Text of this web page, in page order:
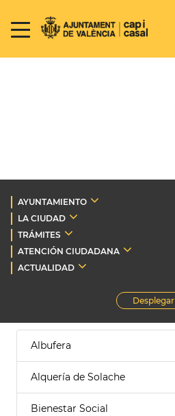
AYUNTAMIENTO
LA CIUDAD
TRÁMITES
ATENCIÓN CIUDADANA
ACTUALIDAD
Desplegar
Albufera
Alquería de Solache
Bienestar Social